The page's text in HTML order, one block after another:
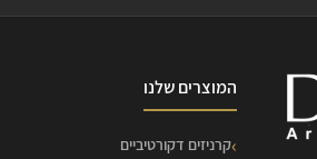
המוצרים שלנו
קרניזים דקורטיביים